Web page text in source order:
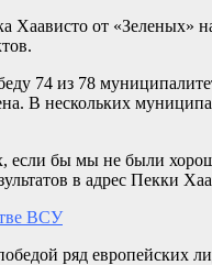
от «Зеленых»
74 из 78
В нескольких
если бы мы не были
в адрес Пекки
ВСУ
ряд европейских